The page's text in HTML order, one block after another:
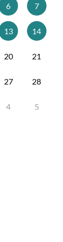
6 7
13 14
20 21
27 28
4 5